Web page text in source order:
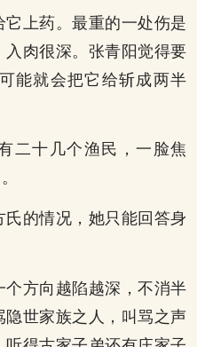
上药。最重的一处伤是
肉很深。张青阳觉得要
能就会把它给斩成两半
二十几个渔民，一脸焦
的情况，她只能回答身
方向越陷越深，不消半
世家族之人，叫骂之声